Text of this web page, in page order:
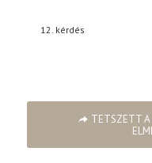
12. kérdés
TETSZETT A